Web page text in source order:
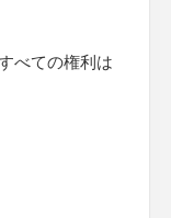
べての権利は